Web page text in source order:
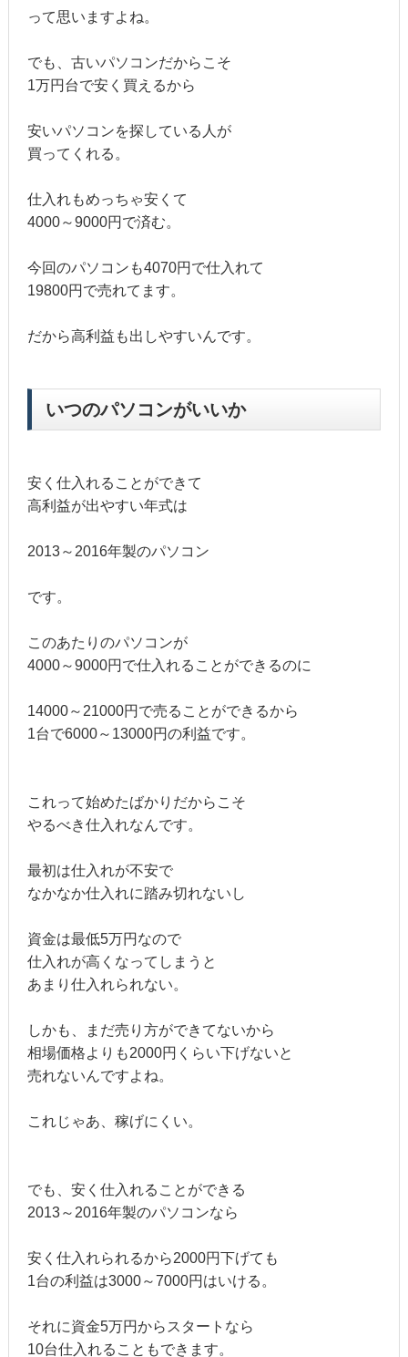
って思いますよね。
でも、古いパソコンだからこそ
1万円台で安く買えるから
安いパソコンを探している人が
買ってくれる。
仕入れもめっちゃ安くて
4000～9000円で済む。
今回のパソコンも4070円で仕入れて
19800円で売れてます。
だから高利益も出しやすいんです。
いつのパソコンがいいか
安く仕入れることができて
高利益が出やすい年式は
2013～2016年製のパソコン
です。
このあたりのパソコンが
4000～9000円で仕入れることができるのに
14000～21000円で売ることができるから
1台で6000～13000円の利益です。
これって始めたばかりだからこそ
やるべき仕入れなんです。
最初は仕入れが不安で
なかなか仕入れに踏み切れないし
資金は最低5万円なので
仕入れが高くなってしまうと
あまり仕入れられない。
しかも、まだ売り方ができてないから
相場価格よりも2000円くらい下げないと
売れないんですよね。
これじゃあ、稼げにくい。
でも、安く仕入れることができる
2013～2016年製のパソコンなら
安く仕入れられるから2000円下げても
1台の利益は3000～7000円はいける。
それに資金5万円からスタートなら
10台仕入れることもできます。